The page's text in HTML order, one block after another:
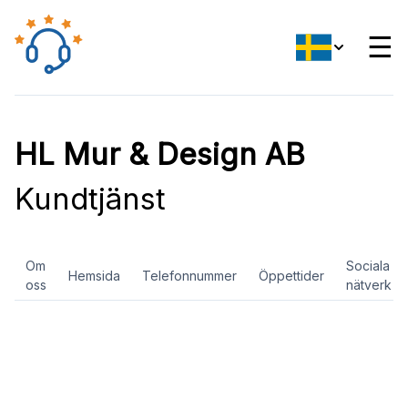
☰
HL Mur & Design AB
Kundtjänst
Om
oss
Hemsida Telefonnummer Öppettider
Sociala
nätverk